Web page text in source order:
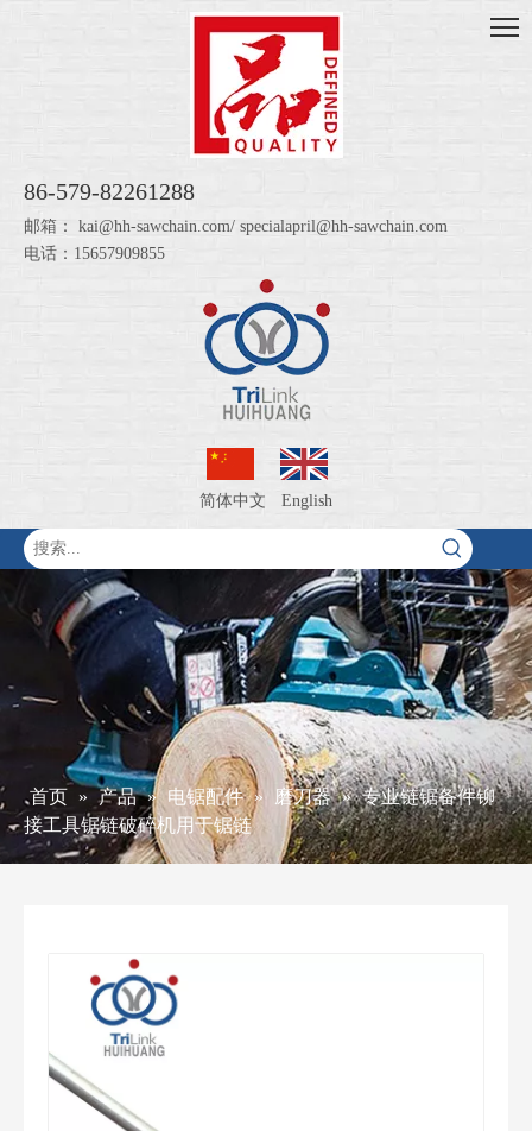
86-579-82261288
邮箱： kai@hh-sawchain.com/ specialapril@hh-sawchain.com
电话：15657909855
简体中文 English
首页 » 产品 » 电锯配件 » 磨刀器 » 专业链锯备件铆
接工具锯链破碎机用于锯链